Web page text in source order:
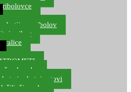
ribolovce
kutije za ribolov
pribor
bombe
i raketni setovi
zvuka